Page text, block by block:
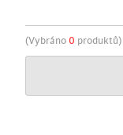
(Vybráno 0 produktů)